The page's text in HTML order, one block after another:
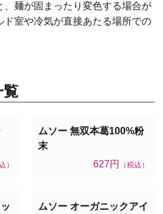
麺が固まったり変色する場合が
ド室や冷気が直接あたる場所での
覧
）
ムソー 無双本葛100%粉
末
627円
（税込）
ムソー オーガニックアイ